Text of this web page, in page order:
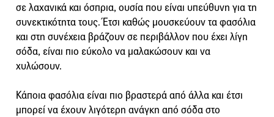
σε λαχανικά και όσπρια, ουσία που είναι υπεύθυνη για τη
συνεκτικότητα τους. Έτσι καθώς μουσκεύουν τα φασόλια
και στη συνέχεια βράζουν σε περιβάλλον που έχει λίγη
σόδα, είναι πιο εύκολο να μαλακώσουν και να
χυλώσουν.
Κάποια φασόλια είναι πιο βραστερά από άλλα και έτσι
μπορεί να έχουν λιγότερη ανάγκη από σόδα στο